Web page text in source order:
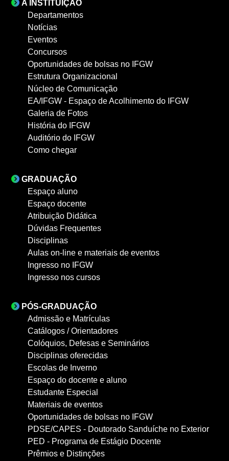
A INSTITUIÇÃO
Departamentos
Notícias
Eventos
Concursos
Oportunidades de bolsas no IFGW
Estrutura Organizacional
Núcleo de Comunicação
EA/IFGW - Espaço de Acolhimento do IFGW
Galeria de Fotos
História do IFGW
Auditório do IFGW
Como chegar
GRADUAÇÃO
Espaço aluno
Espaço docente
Atribuição Didática
Dúvidas Frequentes
Disciplinas
Aulas on-line e materiais de eventos
Ingresso no IFGW
Ingresso nos cursos
PÓS-GRADUAÇÃO
Admissão e Matrículas
Catálogos / Orientadores
Colóquios, Defesas e Seminários
Disciplinas oferecidas
Escolas de Inverno
Espaço do docente e aluno
Estudante Especial
Materiais de eventos
Oportunidades de bolsas no IFGW
PDSE/CAPES - Doutorado Sanduíche no Exterior
PED - Programa de Estágio Docente
Prêmios e Distinções